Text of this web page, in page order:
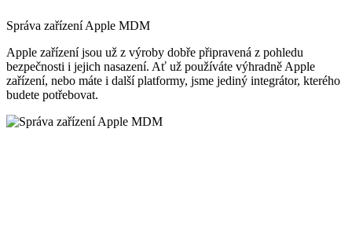
Správa zařízení Apple MDM
Apple zařízení jsou už z výroby dobře připravená z pohledu
bezpečnosti i jejich nasazení. Ať už používáte výhradně Apple
zařízení, nebo máte i další platformy, jsme jediný integrátor, kterého
budete potřebovat.